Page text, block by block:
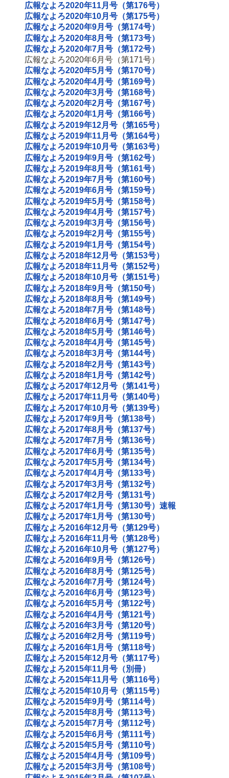
広報なよろ2020年11月号（第176号）
広報なよろ2020年10月号（第175号）
広報なよろ2020年9月号（第174号）
広報なよろ2020年8月号（第173号）
広報なよろ2020年7月号（第172号）
広報なよろ2020年6月号（第171号）
広報なよろ2020年5月号（第170号）
広報なよろ2020年4月号（第169号）
広報なよろ2020年3月号（第168号）
広報なよろ2020年2月号（第167号）
広報なよろ2020年1月号（第166号）
広報なよろ2019年12月号（第165号）
広報なよろ2019年11月号（第164号）
広報なよろ2019年10月号（第163号）
広報なよろ2019年9月号（第162号）
広報なよろ2019年8月号（第161号）
広報なよろ2019年7月号（第160号）
広報なよろ2019年6月号（第159号）
広報なよろ2019年5月号（第158号）
広報なよろ2019年4月号（第157号）
広報なよろ2019年3月号（第156号）
広報なよろ2019年2月号（第155号）
広報なよろ2019年1月号（第154号）
広報なよろ2018年12月号（第153号）
広報なよろ2018年11月号（第152号）
広報なよろ2018年10月号（第151号）
広報なよろ2018年9月号（第150号）
広報なよろ2018年8月号（第149号）
広報なよろ2018年7月号（第148号）
広報なよろ2018年6月号（第147号）
広報なよろ2018年5月号（第146号）
広報なよろ2018年4月号（第145号）
広報なよろ2018年3月号（第144号）
広報なよろ2018年2月号（第143号）
広報なよろ2018年1月号（第142号）
広報なよろ2017年12月号（第141号）
広報なよろ2017年11月号（第140号）
広報なよろ2017年10月号（第139号）
広報なよろ2017年9月号（第138号）
広報なよろ2017年8月号（第137号）
広報なよろ2017年7月号（第136号）
広報なよろ2017年6月号（第135号）
広報なよろ2017年5月号（第134号）
広報なよろ2017年4月号（第133号）
広報なよろ2017年3月号（第132号）
広報なよろ2017年2月号（第131号）
広報なよろ2017年1月号（第130号）速報
広報なよろ2017年1月号（第130号）
広報なよろ2016年12月号（第129号）
広報なよろ2016年11月号（第128号）
広報なよろ2016年10月号（第127号）
広報なよろ2016年9月号（第126号）
広報なよろ2016年8月号（第125号）
広報なよろ2016年7月号（第124号）
広報なよろ2016年6月号（第123号）
広報なよろ2016年5月号（第122号）
広報なよろ2016年4月号（第121号）
広報なよろ2016年3月号（第120号）
広報なよろ2016年2月号（第119号）
広報なよろ2016年1月号（第118号）
広報なよろ2015年12月号（第117号）
広報なよろ2015年11月号（別冊）
広報なよろ2015年11月号（第116号）
広報なよろ2015年10月号（第115号）
広報なよろ2015年9月号（第114号）
広報なよろ2015年8月号（第113号）
広報なよろ2015年7月号（第112号）
広報なよろ2015年6月号（第111号）
広報なよろ2015年5月号（第110号）
広報なよろ2015年4月号（第109号）
広報なよろ2015年3月号（第108号）